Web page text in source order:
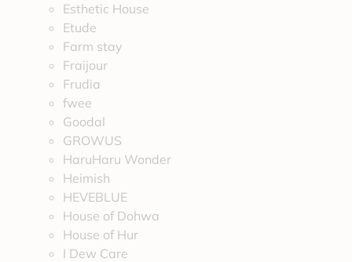
Esthetic House
Etude
Farm stay
Fraijour
Frudia
fwee
Goodal
GROWUS
HaruHaru Wonder
Heimish
HEVEBLUE
House of Dohwa
House of Hur
I Dew Care